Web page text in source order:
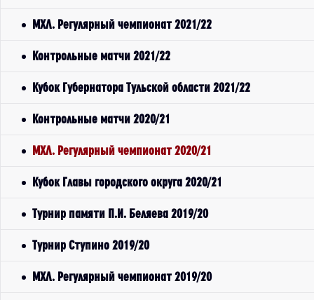
МХЛ. Регулярный чемпионат 2021/22
Контрольные матчи 2021/22
Кубок Губернатора Тульской области 2021/22
Контрольные матчи 2020/21
МХЛ. Регулярный чемпионат 2020/21
Кубок Главы городского округа 2020/21
Турнир памяти П.И. Беляева 2019/20
Турнир Ступино 2019/20
МХЛ. Регулярный чемпионат 2019/20